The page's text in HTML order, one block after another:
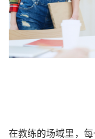
在教练的场域里，